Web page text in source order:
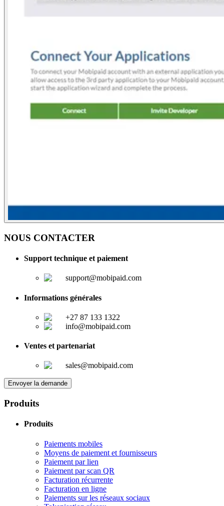
NOUS CONTACTER
Support technique et paiement
support@mobipaid.com
Informations générales
+27 87 133 1322
info@mobipaid.com
Ventes et partenariat
sales@mobipaid.com
Envoyer la demande
Produits
Produits
Paiements mobiles
Moyens de paiement et fournisseurs
Paiement par lien
Paiement par scan QR
Facturation récurrente
Facturation en ligne
Paiements sur les réseaux sociaux